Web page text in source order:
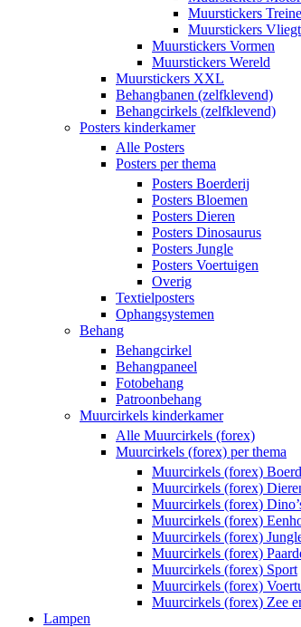
Muurstickers
Muurstickers
Muurstickers Vormen
Muurstickers Wereld
Muurstickers XXL
Behangbanen (zelfklevend)
Behangcirkels (zelfklevend)
Posters kinderkamer
Alle Posters
Posters per thema
Posters Boerderij
Posters Bloemen
Posters Dieren
Posters Dinosaurus
Posters Jungle
Posters Voertuigen
Overig
Textielposters
Ophangsystemen
Behang
Behangcirkel
Behangpaneel
Fotobehang
Patroonbehang
Muurcirkels kinderkamer
Alle Muurcirkels (forex)
Muurcirkels (forex) per thema
Muurcirkels (forex)
Muurcirkels (forex)
Muurcirkels (forex)
Muurcirkels (forex)
Muurcirkels (forex)
Muurcirkels (forex)
Muurcirkels (forex) Sport
Muurcirkels (forex)
Muurcirkels (forex) Zee
Lampen